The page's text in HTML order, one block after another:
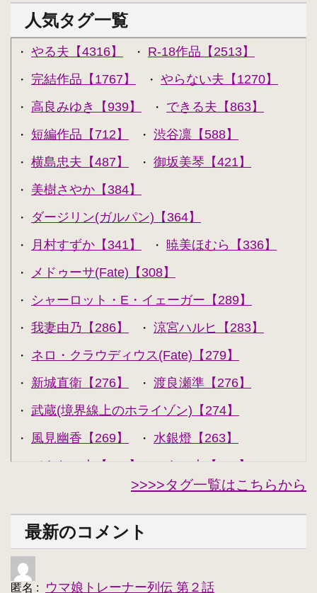
人気タグ一覧
・ やる夫【4316】 ・ R-18作品【2513】
・ 完結作品【1767】 ・ やらない夫【1270】
・ 高良みゆき【939】 ・ できる夫【863】
・ 短編作品【712】 ・ 渋谷凛【588】
・ 横島忠夫【487】 ・ 御坂美琴【421】
・ 美樹さやか【384】
・ ダージリン(ガルパン)【364】
・ 月村すずか【341】 ・ 暁美ほむら【336】
・ メドゥーサ(Fate)【308】
・ シャーロット・E・イェーガー【289】
・ 我妻由乃【286】 ・ 涼宮ハルヒ【283】
・ ネロ・クラウディウス(Fate)【279】
・ 新城直衛【276】 ・ 渡良瀬準【276】
・ 武蔵(境界線上のホライゾン)【274】
・ 風見幽香【269】 ・ 水銀燈【263】
できない夫【262】 キル夫【260】
セシリア・オルコット【240】
西住みほ【237】
・ ミーナ・ディートリンデ・ヴィルケ【223】
・ ニャル子【218】
>>>>タグ一覧はこちらから
最新のコメント
匿名 :
ウマ娘トレーナー列伝 第２話